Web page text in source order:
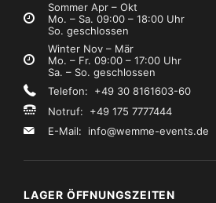
Sommer Apr – Okt
Mo. – Sa. 09:00 – 18:00 Uhr
So. geschlossen
Winter Nov – Mär
Mo. – Fr. 09:00 – 17:00 Uhr
Sa. – So. geschlossen
Telefon: +49 30 8161603-60
Notruf: +49 175 7777444
E-Mail: info@wemme-events.de
LAGER ÖFFNUNGSZEITEN